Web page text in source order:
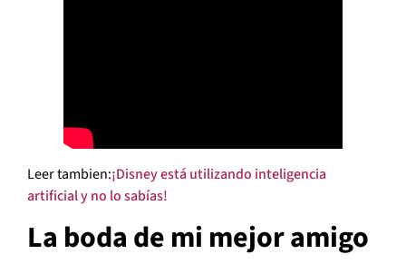
Leer tambien:¡Disney está utilizando inteligencia
artificial y no lo sabías!
La boda de mi mejor amigo